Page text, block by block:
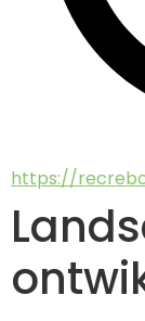
https://